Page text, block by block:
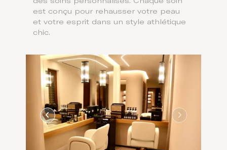
est conçu pour rehausser votre peau
et votre esprit dans un style athlétique
chic.